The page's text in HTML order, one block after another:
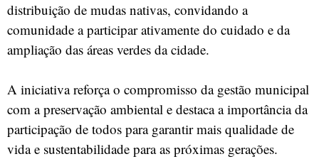
distribuição de mudas nativas, convidando a
comunidade a participar ativamente do cuidado e da
ampliação das áreas verdes da cidade.
A iniciativa reforça o compromisso da gestão municipal
com a preservação ambiental e destaca a importância da
participação de todos para garantir mais qualidade de
vida e sustentabilidade para as próximas gerações.